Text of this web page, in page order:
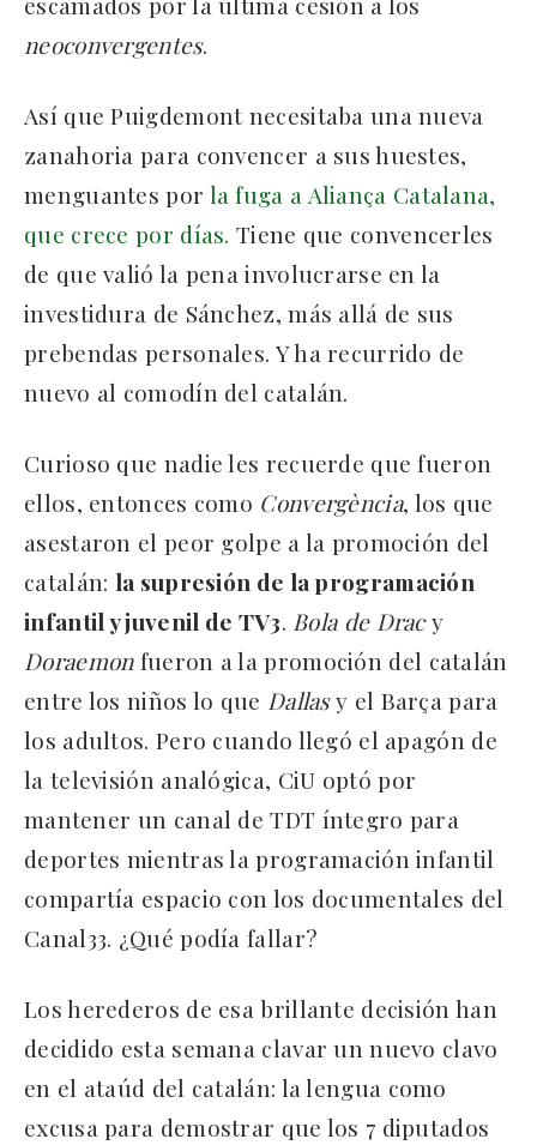
neoconvergentes.
Así que Puigdemont necesitaba una nueva
zanahoria para convencer a sus huestes,
menguantes por la fuga a Aliança Catalana,
que crece por días.Tiene que convencerles
de que valió la pena involucrarse en la
investidura de Sánchez, más allá de sus
prebendas personales. Y ha recurrido de
nuevo al comodín del catalán.
Curioso que nadie les recuerde que fueron
ellos, entonces como Convergència, los que
asestaron el peor golpe a la promoción del
catalán: la supresión de la programación
infantil y juvenil de TV3. Bola de Dracy
Doraemonfueron a la promoción del catalán
entre los niños lo que Dallasy el Barça para
los adultos. Pero cuando llegó el apagón de
la televisión analógica, CiU optó por
mantener un canal de TDT íntegro para
deportes mientras la programación infantil
compartía espacio con los documentales del
Canal33. ¿Qué podía fallar?
Los herederos de esa brillante decisión han
decidido esta semana clavar un nuevo clavo
en el ataúd del catalán: la lengua como
excusa para demostrar que los 7 diputados